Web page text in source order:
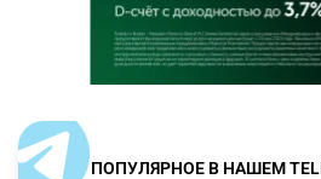
ПОПУЛЯРНОЕ В НАШЕМ